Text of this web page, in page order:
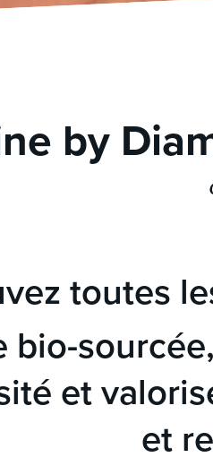
by
toutes
bio-sourcée,
et
et